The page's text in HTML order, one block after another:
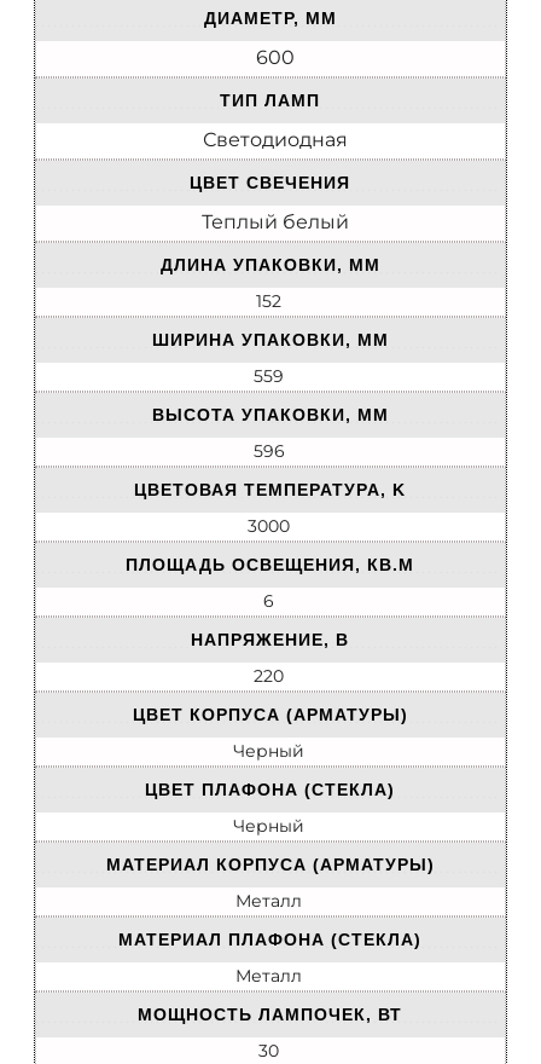
ДИАМЕТР, ММ
600
ТИП ЛАМП
Светодиодная
ЦВЕТ СВЕЧЕНИЯ
Теплый белый
ДЛИНА УПАКОВКИ, ММ
152
ШИРИНА УПАКОВКИ, ММ
559
ВЫСОТА УПАКОВКИ, ММ
596
ЦВЕТОВАЯ ТЕМПЕРАТУРА, K
3000
ПЛОЩАДЬ ОСВЕЩЕНИЯ, КВ.М
6
НАПРЯЖЕНИЕ, В
220
ЦВЕТ КОРПУСА (АРМАТУРЫ)
Черный
ЦВЕТ ПЛАФОНА (СТЕКЛА)
Черный
МАТЕРИАЛ КОРПУСА (АРМАТУРЫ)
Металл
МАТЕРИАЛ ПЛАФОНА (СТЕКЛА)
Металл
МОЩНОСТЬ ЛАМПОЧЕК, ВТ
30